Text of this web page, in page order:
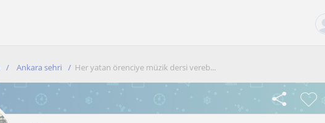
Ankara sehri Her yatan örenciye müzik dersi vereb...